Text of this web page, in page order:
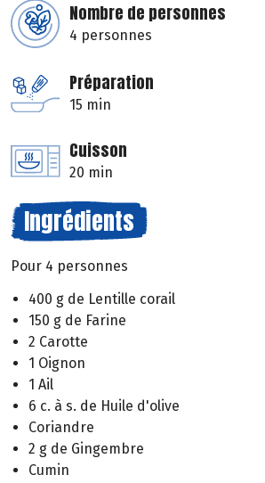
Nombre de personnes
4 personnes
Préparation
15 min
Cuisson
20 min
Ingrédients
Pour 4 personnes
400 g de Lentille corail
150 g de Farine
2 Carotte
1 Oignon
1 Ail
6 c. à s. de Huile d'olive
Coriandre
2 g de Gingembre
Cumin